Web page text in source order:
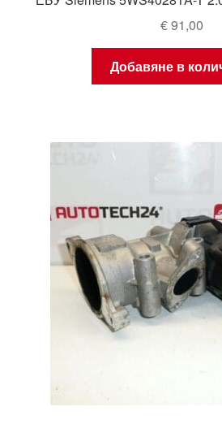
€91,00
Добавяне в